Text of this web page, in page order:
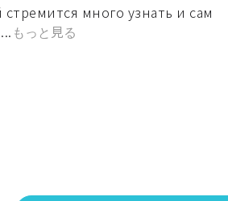
много узнать и сам
もっと見る